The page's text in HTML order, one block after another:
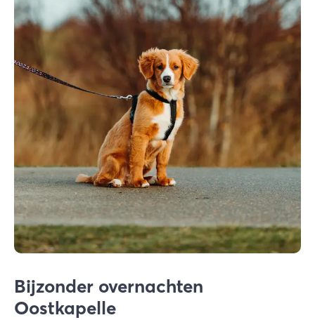
Bijzonder overnachten
Oostkapelle